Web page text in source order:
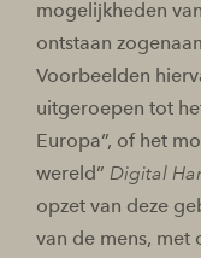
mogelijkheden
ontstaan
Voorbeelden
uitgeroepen tot
Europa”, of het
wereld” Digital
opzet van deze
van de mens, met